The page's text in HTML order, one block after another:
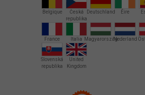
Belgique
Česká
republika
Deutschland Éire
France Italia MagyarországNederland
Slovenská
republika
United
Kingdom